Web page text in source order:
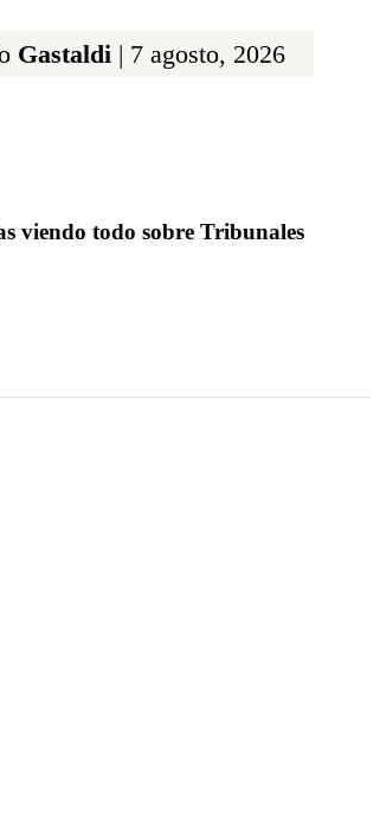
Gastaldi | 7 agosto, 2026
viendo todo sobre Tribunales